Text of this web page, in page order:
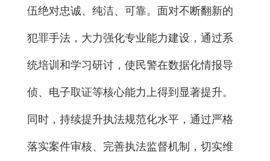
伍绝对忠诚、纯洁、可靠。面对不断翻新的
犯罪手法，大力强化专业能力建设，通过系
统培训和学习研讨，使民警在数据化情报导
侦、电子取证等核心能力上得到显著提升。
同时，持续提升执法规范化水平，通过严格
落实案件审核、完善执法监督机制，切实维